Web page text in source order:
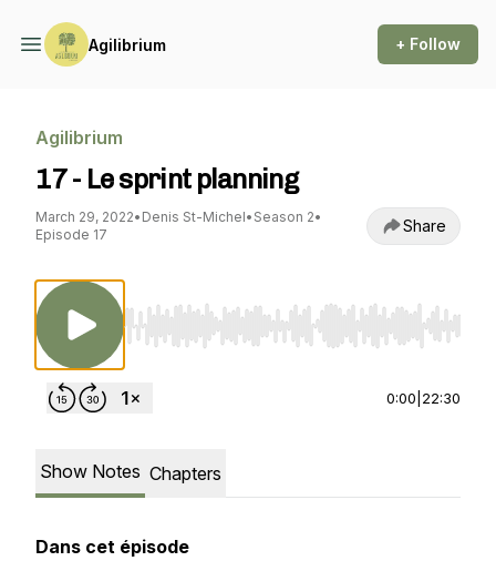
Agilibrium + Follow
Agilibrium
17 - Le sprint planning
March 29, 2022• Denis St-Michel• Season 2•
Episode 17
Share
Use Left/Right to seek, Home/End to jump
0:00 22:30
Show Notes Chapters
Dans cet épisode